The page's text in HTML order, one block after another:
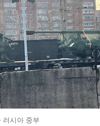
러시아 중부